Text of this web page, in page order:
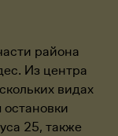
района
Из центра
видах
25, также